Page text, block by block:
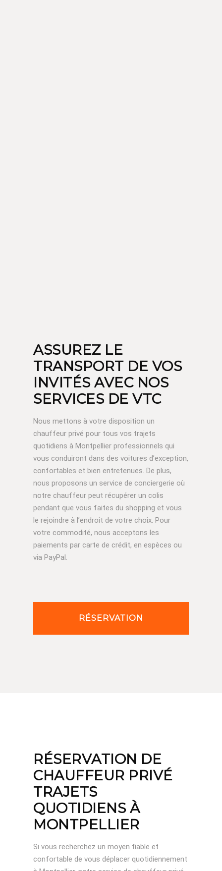
ASSUREZ LE
TRANSPORT DE VOS
INVITÉS AVEC NOS
SERVICES DE VTC
Nous mettons à votre disposition un
chauffeur privé pour tous vos trajets
quotidiens à Montpellierprofessionnels qui
vous conduiront dans des voitures d’exception,
confortables et bien entretenues. De plus,
nous proposons un service de conciergerie où
notre chauffeur peut récupérer un colis
pendant que vous faites du shopping et vous
le rejoindre à l’endroit de votre choix. Pour
votre commodité, nous acceptons les
paiements par carte de crédit, en espèces ou
via PayPal.
RÉSERVATION
RÉSERVATION DE
CHAUFFEUR PRIVÉ
TRAJETS
QUOTIDIENS À
MONTPELLIER
Si vous recherchez un moyen fiable et
confortable de vous déplacer quotidiennement